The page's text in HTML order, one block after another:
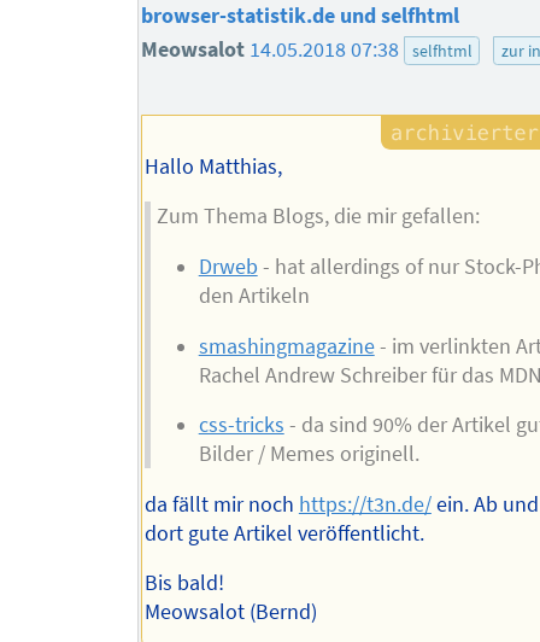
browser-statistik.de und selfhtml
Meowsalot 14.05.2018 07:38 selfhtml zur
Hallo Matthias,
Zum Thema Blogs, die mir gefallen:
Drweb - hat allerdings of nur Stock-
den Artikeln
smashingmagazine- im verlinkten
Rachel Andrew Schreiber für das
css-tricks - da sind 90% der Artikel
Bilder / Memes originell.
da fällt mir noch https://t3n.de/ein. Ab
dort gute Artikel veröffentlicht.
Bis bald!
Meowsalot (Bernd)